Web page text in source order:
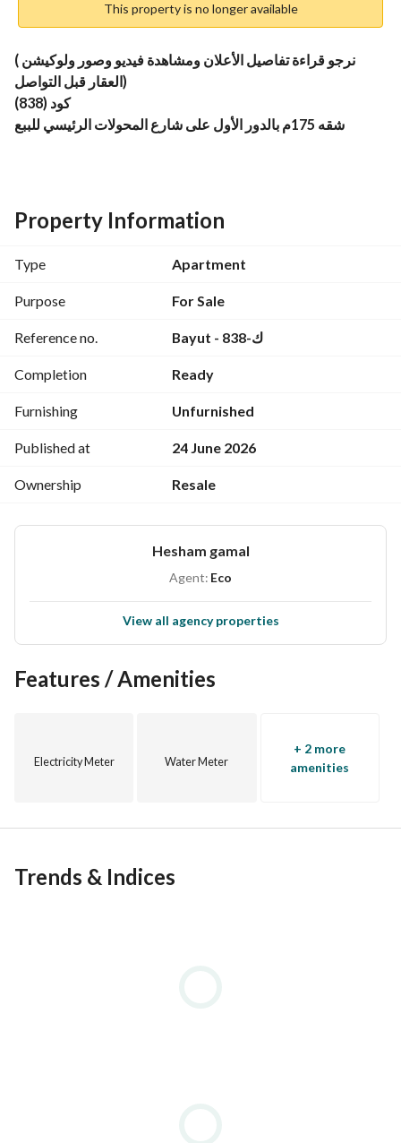
This property is no longer available
(نرجو قراءة تفاصيل الأعلان ومشاهدة فيديو وصور ولوكيشن
العقار قبل التواصل)
كود (838)
شقه 175م بالدور الأول على شارع المحولات الرئيسي للببع
خلفية)
سعر البيع المطلوب / مليون و850 الف جنيه كاش
شركة الأهرام للإستثمار والتسويق العقاري
لمشاهدة الفيديو تواصل من خلال الواتساب(
)
Property Information
Type Apartment
Purpose For Sale
Reference no. Bayut - ك-838
Completion Ready
Furnishing Unfurnished
Published at 24 June 2026
Ownership Resale
Hesham gamal
Agent: Eco
View all agency properties
Features / Amenities
Electricity Meter Water Meter
+ 2 more
amenities
Trends & Indices